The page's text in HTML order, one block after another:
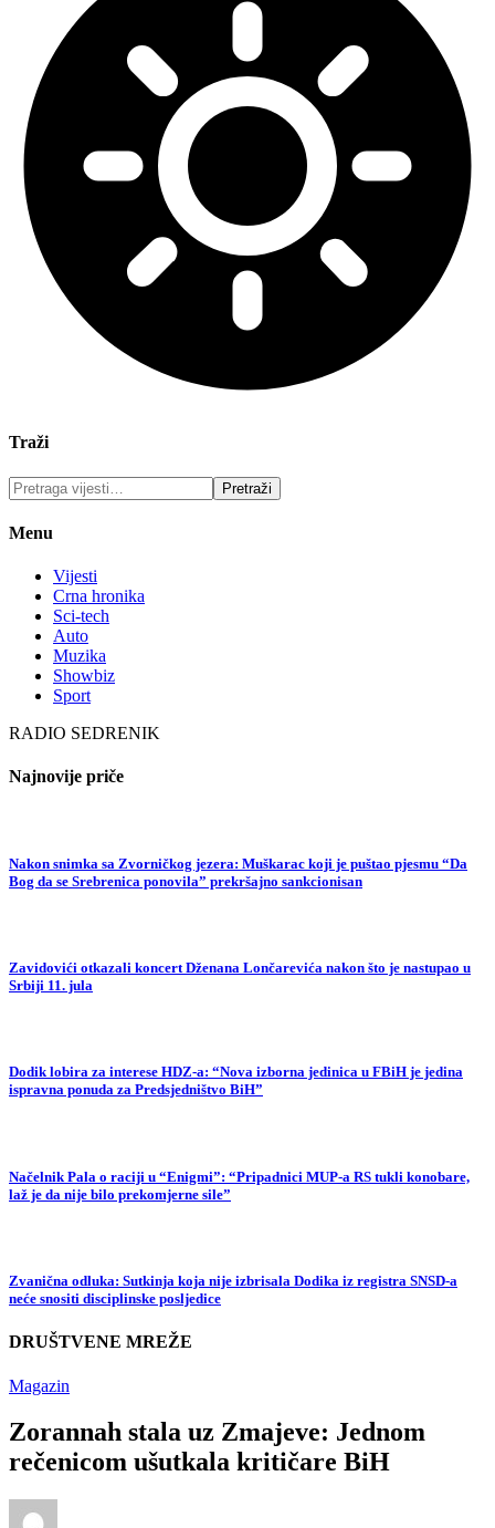
Traži
Menu
Vijesti
Crna hronika
Sci-tech
Auto
Muzika
Showbiz
Sport
RADIO SEDRENIK
Najnovije priče
Nakon snimka sa Zvorničkog jezera: Muškarac koji je puštao pjesmu “Da
Bog da se Srebrenica ponovila” prekršajno sankcionisan
Zavidovići otkazali koncert Dženana Lončarevića nakon što je nastupao u
Srbiji 11. jula
Dodik lobira za interese HDZ-a: “Nova izborna jedinica u FBiH je jedina
ispravna ponuda za Predsjedništvo BiH”
Načelnik Pala o raciji u “Enigmi”: “Pripadnici MUP-a RS tukli konobare,
laž je da nije bilo prekomjerne sile”
Zvanična odluka: Sutkinja koja nije izbrisala Dodika iz registra SNSD-a
neće snositi disciplinske posljedice
DRUŠTVENE MREŽE
Magazin
Zorannah stala uz Zmajeve: Jednom
rečenicom ušutkala kritičare BiH